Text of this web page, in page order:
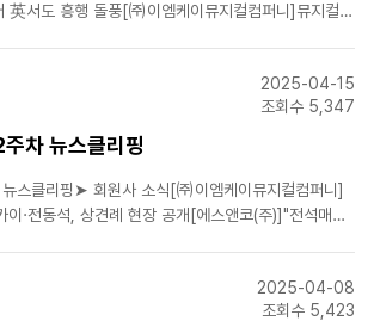
英서도 흥행 돌풍[㈜이엠케이뮤지컬컴퍼니]뮤지컬
에스앤코(주)]뮤지컬 ..
2025-04-15
조회수 5,347
차 뉴스클리핑
스클리핑➤ 회원사 소식[㈜이엠케이뮤지컬컴퍼니]
이·전동석, 상견례 현장 공개[에스앤코(주)]"전석매진
앙', 대..
2025-04-08
조회수 5,423